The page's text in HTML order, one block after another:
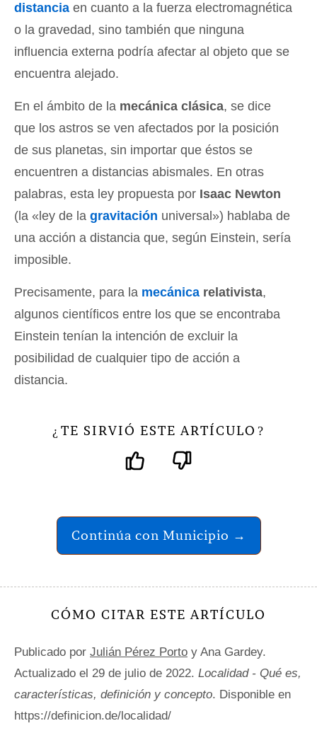
distancia en cuanto a la fuerza electromagnética
o la gravedad, sino también que ninguna
influencia externa podría afectar al objeto que se
encuentra alejado.
En el ámbito de la mecánica clásica, se dice
que los astros se ven afectados por la posición
de sus planetas, sin importar que éstos se
encuentren a distancias abismales. En otras
palabras, esta ley propuesta por Isaac Newton
(la «ley de la gravitación universal») hablaba de
una acción a distancia que, según Einstein, sería
imposible.
Precisamente, para la mecánica relativista,
algunos científicos entre los que se encontraba
Einstein tenían la intención de excluir la
posibilidad de cualquier tipo de acción a
distancia.
¿ TE SIRVIÓ ESTE ARTÍCULO ?
Continúa con Municipio →
CÓMO CITAR ESTE ARTÍCULO
Publicado por Julián Pérez Porto y Ana Gardey.
Actualizado el 29 de julio de 2022. Localidad - Qué es,
características, definición y concepto. Disponible en
https://definicion.de/localidad/